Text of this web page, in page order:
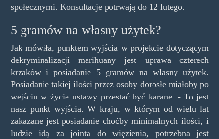
społecznymi. Konsultacje potrwają do 12 lutego.
5 gramów na własny użytek?
Jak mówiła, punktem wyjścia w projekcie dotyczącym
dekryminalizacji marihuany jest uprawa czterech
krzaków i posiadanie 5 gramów na własny użytek.
Posiadanie takiej ilości przez osoby dorosłe miałoby po
wejściu w życie ustawy przestać być karane. - To jest
nasz punkt wyjścia. W kraju, w którym od wielu lat
zakazane jest posiadanie choćby minimalnych ilości, i
ludzie idą za jointa do więzienia, potrzebna jest